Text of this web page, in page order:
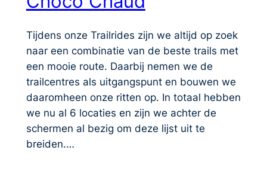
Tijdens onze Trailrides zijn we altijd op zoek
naar een combinatie van de beste trails met
een mooie route. Daarbij nemen we de
trailcentres als uitgangspunt en bouwen we
daaromheen onze ritten op. In totaal hebben
we nu al 6 locaties en zijn we achter de
schermen al bezig om deze lijst uit te
breiden.…